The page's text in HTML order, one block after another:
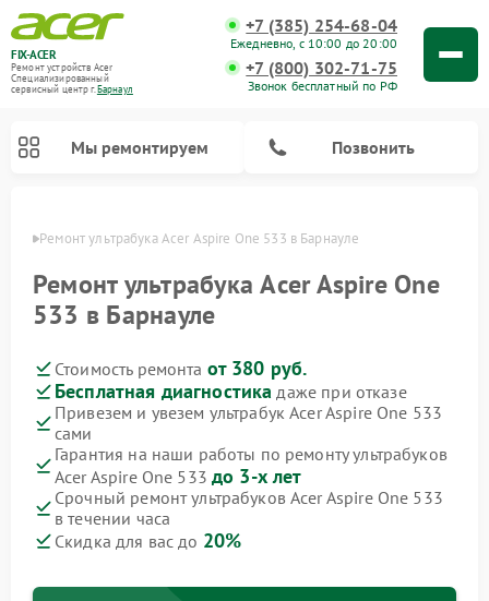
FIX-ACER
Ремонт устройств Acer
Специализированный
cервисный центр г.Барнаул
+7 (385) 254-68-04
Ежедневно, с 10:00 до 20:00
+7 (800) 302-71-75
Звонок бесплатный по РФ
Мы ремонтируем Позвонить
Ремонт ультрабука Acer Aspire One 533 в Барнауле
Ремонт ультрабука Acer Aspire One
533 в Барнауле
Стоимость ремонта от 380 руб.
Бесплатная диагностика даже при отказе
Привезем и увезем ультрабук Acer Aspire One 533
сами
Гарантия на наши работы по ремонту ультрабуков
Acer Aspire One 533 до 3-х лет
Срочный ремонт ультрабуков Acer Aspire One 533
в течении часа
Скидка для вас до 20%